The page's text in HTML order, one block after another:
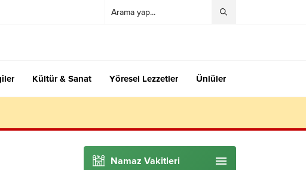
Kültür & Sanat Yöresel Lezzetler Ünlüler
Namaz Vakitleri